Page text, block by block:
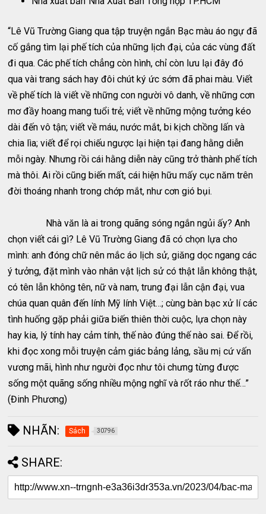
“Lê Vũ Trường Giang qua tập truyện ngắn Bạc màu áo ngự đã
cố gắng tìm lại phế tích của những lịch đại, của các vùng đất
đi qua. Các phế tích chẳng còn hình, chỉ còn lưu lại đây đó
qua vài trang sách hay đôi chút ký ức sớm đã phai màu. Viết
về phế tích là viết về những con người vô danh, về những cơn
mơ đầy hoang mang tuổi trẻ; viết về những mộng tưởng kéo
dài đến vô tận; viết về máu, nước mắt, bi kịch chồng lấn và
chia lìa; viết để rọi chiếu ngược lại hiện tại đang hằng diễn
mỗi ngày. Nhưng rồi cái hằng diễn này cũng trở thành phế tích
mà thôi. Ai rồi cũng biến mất, cái hiện hữu mấy cục năm trên
đời thoáng nhanh trong chớp mắt, như cơn gió bụi.
Nhà văn là ai trong quãng sóng ngắn ngủi ấy? Anh
chọn viết cái gì? Lê Vũ Trường Giang đã có chọn lựa cho
mình: anh đóng chữ nên mắc áo lịch sử, giăng dọc ngang các
ý tưởng, đặt mình vào nhân vật lịch sử có thật lẫn không thật,
có tên lẫn không tên, nữ và nam, trung đại lẫn cận đại, vua
chúa quan quân đến lính Mỹ lính Việt…; cùng bàn bạc xử lí các
tình huống gặp phải giữa biến thiên thời cuộc, lựa chọn này
hay kia, lý tính hay cảm tính, thế nào đúng thế nào sai. Để rồi,
khi đọc xong mỗi truyện cảm giác bảng lảng, sầu mị cứ vấn
vương mãi, hình như người đọc như tôi chưng từng được
sống một quãng sống nhiều mộng nghĩ và rốt ráo như thế…”
(Đinh Phương)
NHÃN: Sách 30796
SHARE: